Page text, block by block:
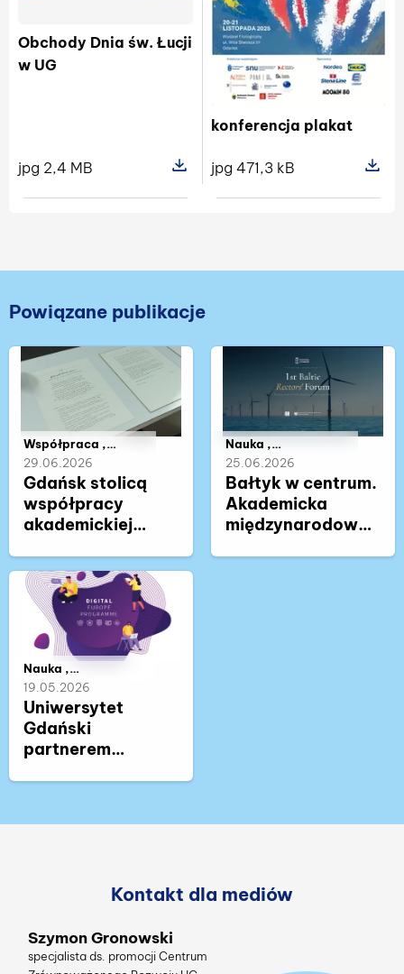
Obchody Dnia św. Łucji
w UG
jpg 2,4 MB
Pokaż szczegóły pliku Obchody
konferencja plakat
jpg 471,3 kB
Powiązane publikacje
Należy do kategorii:
Współpraca ,
Nauka , Życie
akademickie
29.06.2026
Gdańsk stolicą
współpracy
akademickiej
Bałtyckiego. W UG
trwa pierwsze
Baltic Rectors'
Forum
Należy do kategorii:
Nauka ,
Współpraca ,
Życie akademickie
25.06.2026
Bałtyk w centrum.
Akademicka
międzynarodowa
Należy do kategorii:
Nauka ,
Współpraca ,
Życie akademickie
19.05.2026
Uniwersytet
Gdański
partnerem
Kontakt dla mediów
Szymon Gronowski
specjalista ds. promocji Centrum
Dorota Rybak
specjalistka, korektorka
Marcel Jakubowski
specjalista ds. promocji projektu SEA
Karol Stachowicz
redaktor naczelny Radia UG MORS
Magdalena Nieczuja -
Goniszewska